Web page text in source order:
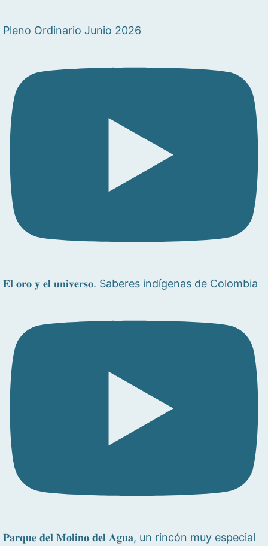
Pleno Ordinario Junio 2026
𝐄𝐥 𝐨𝐫𝐨 𝐲 𝐞𝐥 𝐮𝐧𝐢𝐯𝐞𝐫𝐬𝐨. Saberes indígenas de Colombia
𝐏𝐚𝐫𝐪𝐮𝐞 𝐝𝐞𝐥 𝐌𝐨𝐥𝐢𝐧𝐨 𝐝𝐞𝐥 𝐀𝐠𝐮𝐚, un rincón muy especial